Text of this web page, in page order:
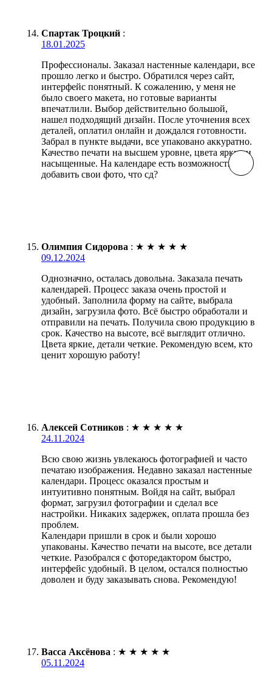
Спартак Троцкий :
18.01.2025
Профессионалы. Заказал настенные календари, все
прошло легко и быстро. Обратился через сайт,
интерфейс понятный. К сожалению, у меня не
было своего макета, но готовые варианты
впечатлили. Выбор действительно большой,
нашел подходящий дизайн. После уточнения всех
деталей, оплатил онлайн и дождался готовности.
Забрал в пункте выдачи, все упаковано аккуратно.
Качество печати на высшем уровне, цвета яркие и
насыщенные. На календаре есть возможность
добавить свои фото, что сд?
Олимпия Сидорова : ★ ★ ★ ★ ★
09.12.2024
Однозначно, осталась довольна. Заказала печать
календарей. Процесс заказа очень простой и
удобный. Заполнила форму на сайте, выбрала
дизайн, загрузила фото. Всё быстро обработали и
отправили на печать. Получила свою продукцию в
срок. Качество на высоте, всё выглядит отлично.
Цвета яркие, детали четкие. Рекомендую всем, кто
ценит хорошую работу!
Алексей Сотников : ★ ★ ★ ★ ★
24.11.2024
Всю свою жизнь увлекаюсь фотографией и часто
печатаю изображения. Недавно заказал настенные
календари. Процесс оказался простым и
интуитивно понятным. Войдя на сайт, выбрал
формат, загрузил фотографии и сделал все
настройки. Никаких задержек, оплата прошла без
проблем.
Календари пришли в срок и были хорошо
упакованы. Качество печати на высоте, все детали
четкие. Разобрался с фоторедактором быстро,
интерфейс удобный. В целом, остался полностью
доволен и буду заказывать снова. Рекомендую!
Васса Аксёнова : ★ ★ ★ ★ ★
05.11.2024